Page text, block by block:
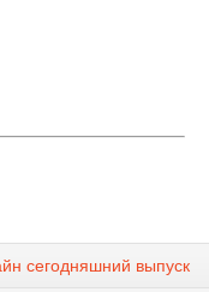
сегодняшний выпуск